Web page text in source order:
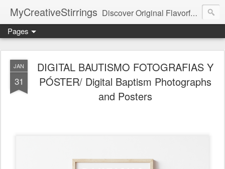
MyCreativeStirrings Discover Original Flavorful Recipes, Fun Family Adventures, Unique Cheap Dating Ideas, and More!
Pages
JAN
31
DIGITAL BAUTISMO FOTOGRAFIAS Y
PÓSTER/ Digital Baptism Photographs
and Posters